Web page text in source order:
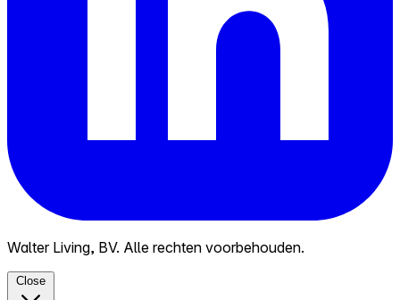
Walter Living, BV. Alle rechten voorbehouden.
Close